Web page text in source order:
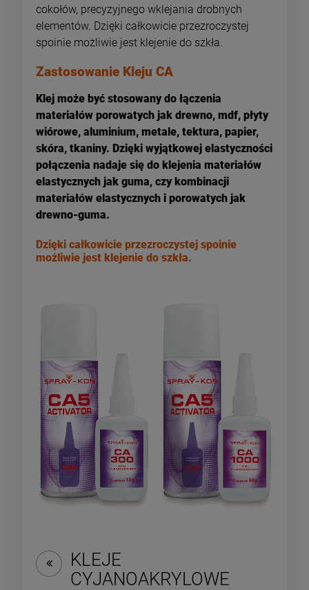
cokołów, precyzyjnego wklejania drobnych
elementów. Dzięki całkowicie przezroczystej
spoinie możliwie jest klejenie do szkła.
Zastosowanie Kleju CA
Klej może być stosowany do łączenia
materiałów porowatych jak drewno, mdf, płyty
wiórowe, aluminium, metale, tektura, papier,
skóra, tkaniny. Dzięki wyjątkowej elastyczności
połączenia nadaje się do klejenia materiałów
elastycznych jak guma, czy kombinacji
materiałów elastycznych i porowatych jak
drewno-guma.
Dzięki całkowicie przezroczystej spoinie
możliwie jest klejenie do szkła.
KLEJE
CYJANOAKRYLOWE